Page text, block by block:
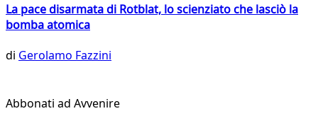
La pace disarmata di Rotblat, lo scienziato che lasciò la
bomba atomica
di Gerolamo Fazzini
Abbonati ad Avvenire